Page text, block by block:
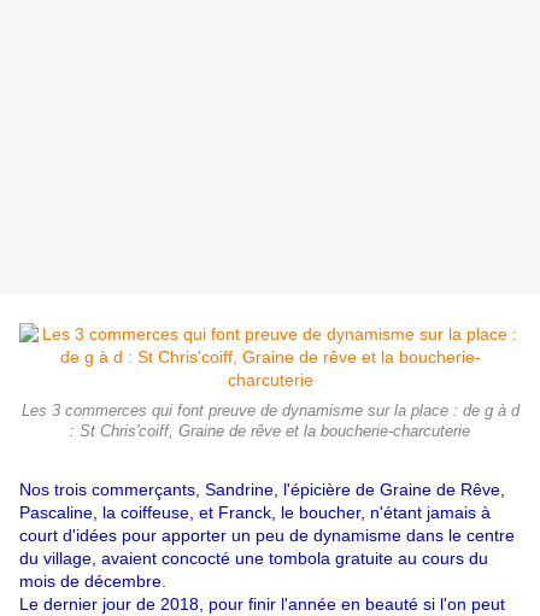
Les 3 commerces qui font preuve de dynamisme sur la place : de g à d
: St Chris'coiff, Graine de rêve et la boucherie-charcuterie
Nos trois commerçants, Sandrine, l'épicière de Graine de Rêve,
Pascaline, la coiffeuse, et Franck, le boucher, n'étant jamais à
court d'idées pour apporter un peu de dynamisme dans le centre
du village, avaient concocté une tombola gratuite au cours du
mois de décembre.
Le dernier jour de 2018, pour finir l'année en beauté si l'on peut